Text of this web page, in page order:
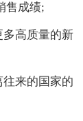
售成绩;
多高质量的新
来的国家的